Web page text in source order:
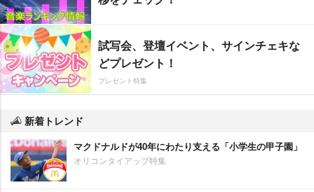
試写会、登壇イベント、サインチェキな
どプレゼント！
プレゼント特集
新着トレンド
マクドナルドが40年にわたり支える「小学生の甲子園」
オリコンタイアップ特集